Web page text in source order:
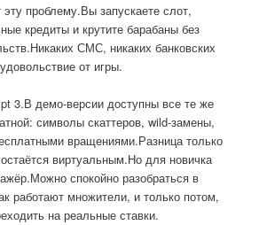
проблему.Вы запускаете слот,
кредиты и крутите барабаны без
СМС, никаких банковских
от игры.
3.В демо-версии доступны все те же
символы скаттеров, wild-замены,
вращениями.Разница только
виртуальным.Но для новичка
спокойно разобраться в
работают множители, и только потом,
на реальные ставки.